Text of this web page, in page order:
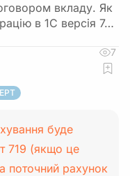
вкладу. Як
в 1С версія 7…
7
буде
719 (якщо це
поточний рахунок